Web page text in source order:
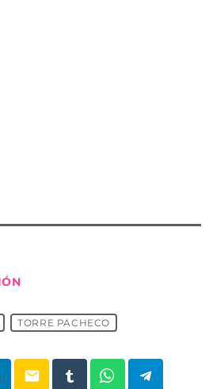
TORRE PACHECO
email